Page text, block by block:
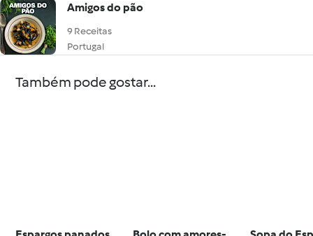
Amigos do pão
9 Receitas
Portugal
Também pode gostar...